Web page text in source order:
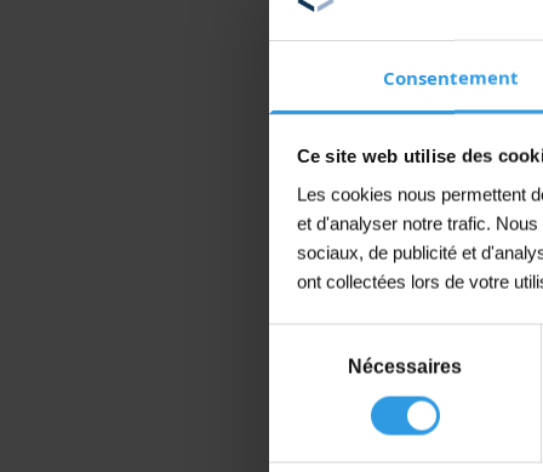
Consentement
Ce site web utilise des
Les cookies nous permettent
et d'analyser notre trafic.
sociaux, de publicité et
ont collectées lors de votre
consentement
Nécessaires
à
Aucune
Peut